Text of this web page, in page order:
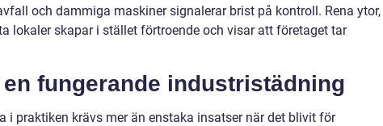
och dammiga maskiner signalerar brist på kontroll. Rena ytor,
lokaler skapar i stället förtroende och visar att företaget tar
fungerande industristädning
i praktiken krävs mer än enstaka insatser när det blivit för